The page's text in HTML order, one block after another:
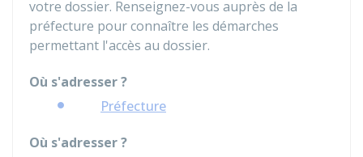
votre dossier. Renseignez-vous auprès de la
préfecture pour connaître les démarches
permettant l'accès au dossier.
Où s'adresser ?
Préfecture
Où s'adresser ?